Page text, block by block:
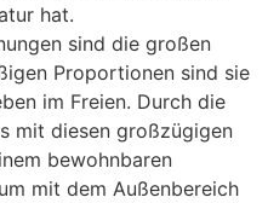
hat.
sind die großen
Proportionen sind sie
im Freien. Durch die
mit diesen großzügigen
bewohnbaren
mit dem Außenbereich